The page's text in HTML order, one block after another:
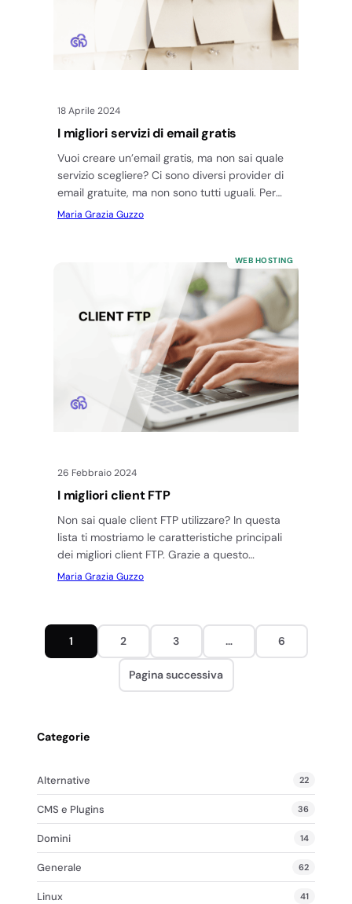
18 Aprile 2024
I migliori servizi di email gratis
Vuoi creare un’email gratis, ma non sai quale
servizio scegliere? Ci sono diversi provider di
email gratuite, ma non sono tutti uguali. Per
questo voglio…
Maria Grazia Guzzo
WEB HOSTING
26 Febbraio 2024
I migliori client FTP
Non sai quale client FTP utilizzare? In questa
lista ti mostriamo le caratteristiche principali
dei migliori client FTP. Grazie a questo
confronto potrai trovare facilmente…
Maria Grazia Guzzo
1 2 3 … 6
Pagina successiva
Categorie
Alternative 22
CMS e Plugins 36
Domini 14
Generale 62
Linux 41